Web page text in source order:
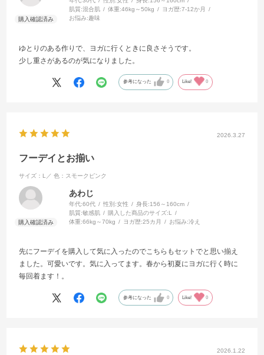
肌質:混合肌 体重:46kg～50kg ヨガ歴:7-12か月
お悩み:趣味
ゆとりのある作りで、ヨガに行くときに良さそうです。
少し重さがあるのが気になりました。
参考になった 0 Like! 0
2026.3.27
フーデイとお揃い
サイズ：L／ 色：スモークピンク
あわじ
年代:60代 性別:女性 身長:156～160cm
肌質:敏感肌 購入した商品のサイズ:L
体重:66kg～70kg ヨガ歴:25カ月 お悩み:冷え
先にフーデイを購入して気に入ったのでこちらもセットでと思い揃え
ました。可愛いです。気に入ってます。春から初夏にヨガに行く時に
毎回着ます！。
参考になった 0 Like! 0
2026.1.22